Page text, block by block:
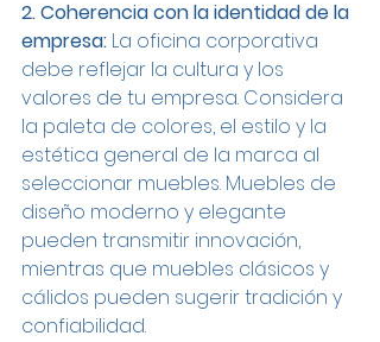
2. Coherencia con la identidad de la
empresa: La oficina corporativa
debe reflejar la cultura y los
valores de tu empresa. Considera
la paleta de colores, el estilo y la
estética general de la marca al
seleccionar muebles. Muebles de
diseño moderno y elegante
pueden transmitir innovación,
mientras que muebles clásicos y
cálidos pueden sugerir tradición y
confiabilidad.